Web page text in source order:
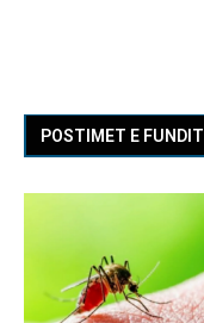
POSTIMET E FUNDIT